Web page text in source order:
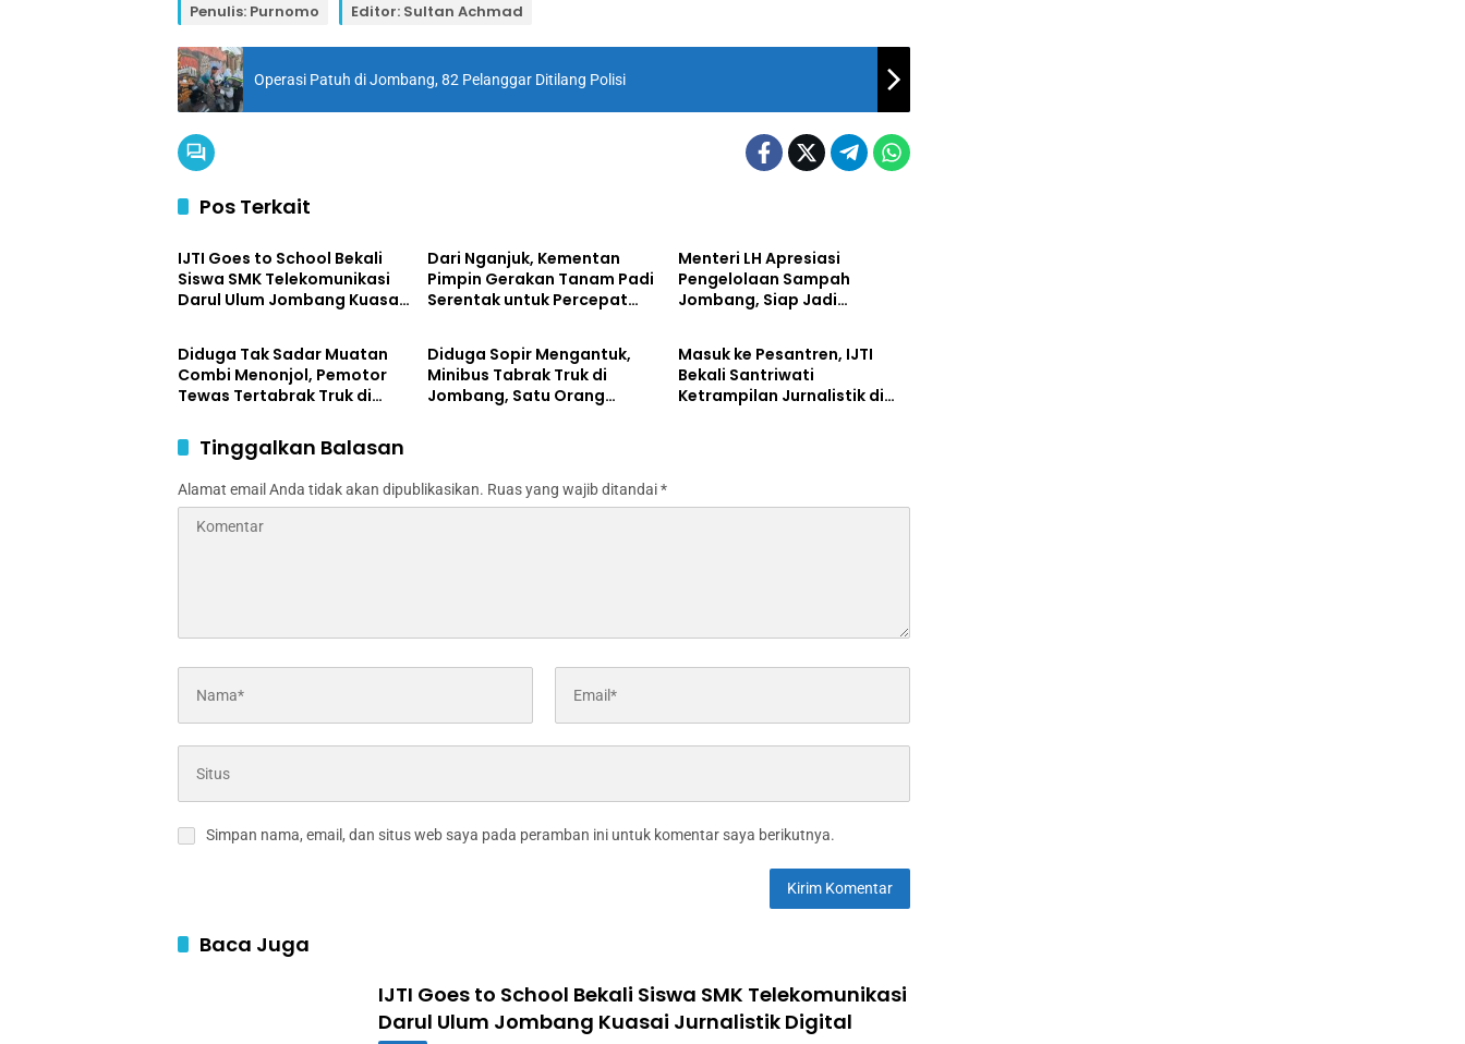
Penulis: Purnomo Editor: Sultan Achmad
Operasi Patuh di Jombang, 82 Pelanggar Ditilang Polisi
Pos Terkait
Daerah
IJTI Goes to School Bekali
Siswa SMK Telekomunikasi
Darul Ulum Jombang Kuasai
Dari Nganjuk, Kementan
Pimpin Gerakan Tanam Padi
Serentak untuk Percepat
Menteri LH Apresiasi
Pengelolaan Sampah
Jombang, Siap Jadi
Diduga Tak Sadar Muatan
Combi Menonjol, Pemotor
Tewas Tertabrak Truk di
Diduga Sopir Mengantuk,
Minibus Tabrak Truk di
Jombang, Satu Orang
Masuk ke Pesantren, IJTI
Bekali Santriwati
Ketrampilan Jurnalistik di
Tinggalkan Balasan
Alamat email Anda tidak akan dipublikasikan. Ruas yang wajib ditandai*
Simpan nama, email, dan situs web saya pada peramban ini untuk komentar saya berikutnya.
Baca Juga
IJTI Goes to School Bekali Siswa SMK Telekomunikasi
Darul Ulum Jombang Kuasai Jurnalistik Digital